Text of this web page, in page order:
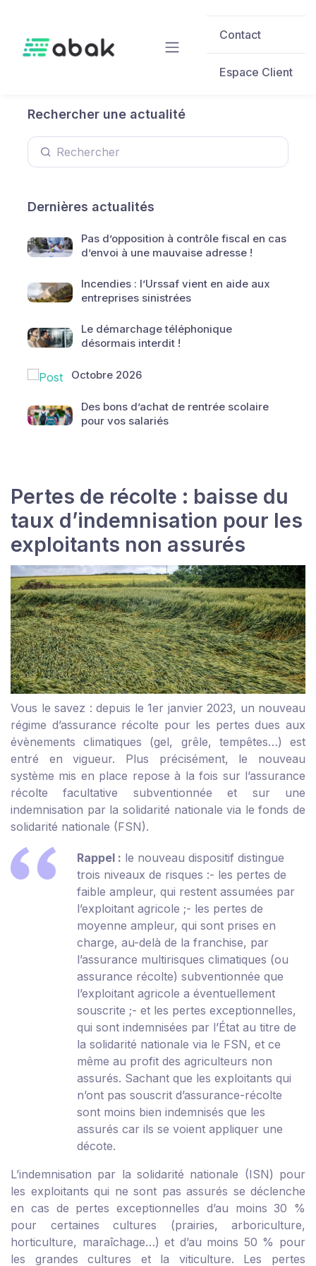
Contact
Espace Client
Rechercher une actualité
Dernières actualités
Pas d’opposition à contrôle fiscal en cas
d’envoi à une mauvaise adresse !
Incendies : l’Urssaf vient en aide aux
entreprises sinistrées
Le démarchage téléphonique
désormais interdit !
Octobre 2026
Des bons d’achat de rentrée scolaire
pour vos salariés
Pertes de récolte : baisse du
taux d’indemnisation pour les
exploitants non assurés
Vous le savez : depuis le 1er janvier 2023, un nouveau
régime d’assurance récolte pour les pertes dues aux
évènements climatiques (gel, grêle, tempêtes…) est
entré en vigueur. Plus précisément, le nouveau
système mis en place repose à la fois sur l’assurance
récolte facultative subventionnée et sur une
indemnisation par la solidarité nationale via le fonds de
solidarité nationale (FSN).
Rappel : le nouveau dispositif distingue
trois niveaux de risques :- les pertes de
faible ampleur, qui restent assumées par
l’exploitant agricole ;- les pertes de
moyenne ampleur, qui sont prises en
charge, au-delà de la franchise, par
l’assurance multirisques climatiques (ou
assurance récolte) subventionnée que
l’exploitant agricole a éventuellement
souscrite ;- et les pertes exceptionnelles,
qui sont indemnisées par l’État au titre de
la solidarité nationale via le FSN, et ce
même au profit des agriculteurs non
assurés. Sachant que les exploitants qui
n’ont pas souscrit d’assurance-récolte
sont moins bien indemnisés que les
assurés car ils se voient appliquer une
décote.
L’indemnisation par la solidarité nationale (ISN) pour
les exploitants qui ne sont pas assurés se déclenche
en cas de pertes exceptionnelles d’au moins 30 %
pour certaines cultures (prairies, arboriculture,
horticulture, maraîchage…) et d’au moins 50 % pour
les grandes cultures et la viticulture. Les pertes